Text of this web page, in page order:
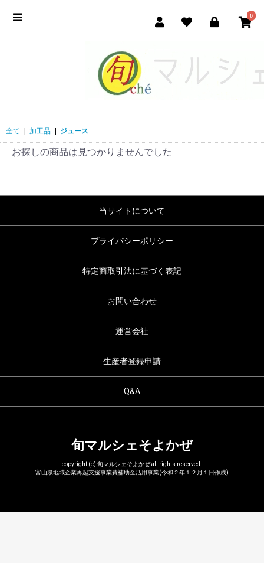
0
全て 加工品 ジュース
お探しの商品は見つかりませんでした
当サイトについて
プライバシーポリシー
特定商取引法に基づく表記
お問い合わせ
運営会社
生産者登録申請
Q&A
旬マルシェそよかぜ
copyright (c) 旬マルシェそよかぜ all rights reserved.
富山県地域企業再起支援事業費補助金活用事業(令和２年１２月１日作成)